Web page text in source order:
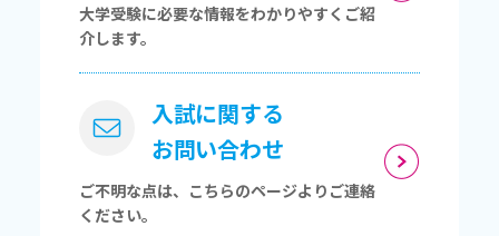
大学受験に必要な情報をわかりやすくご紹
介します。
入試に関する
お問い合わせ
ご不明な点は、こちらのページよりご連絡
ください。